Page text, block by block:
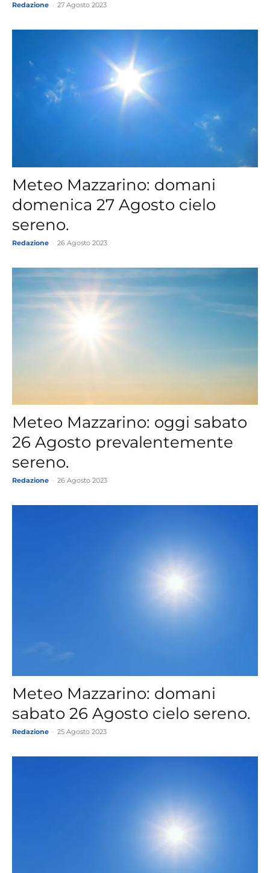
Redazione 27 Agosto 2023
Meteo Mazzarino: domani
domenica 27 Agosto cielo
sereno.
Redazione 26 Agosto 2023
Meteo Mazzarino: oggi sabato
26 Agosto prevalentemente
sereno.
Redazione 26 Agosto 2023
Meteo Mazzarino: domani
sabato 26 Agosto cielo sereno.
Redazione 25 Agosto 2023